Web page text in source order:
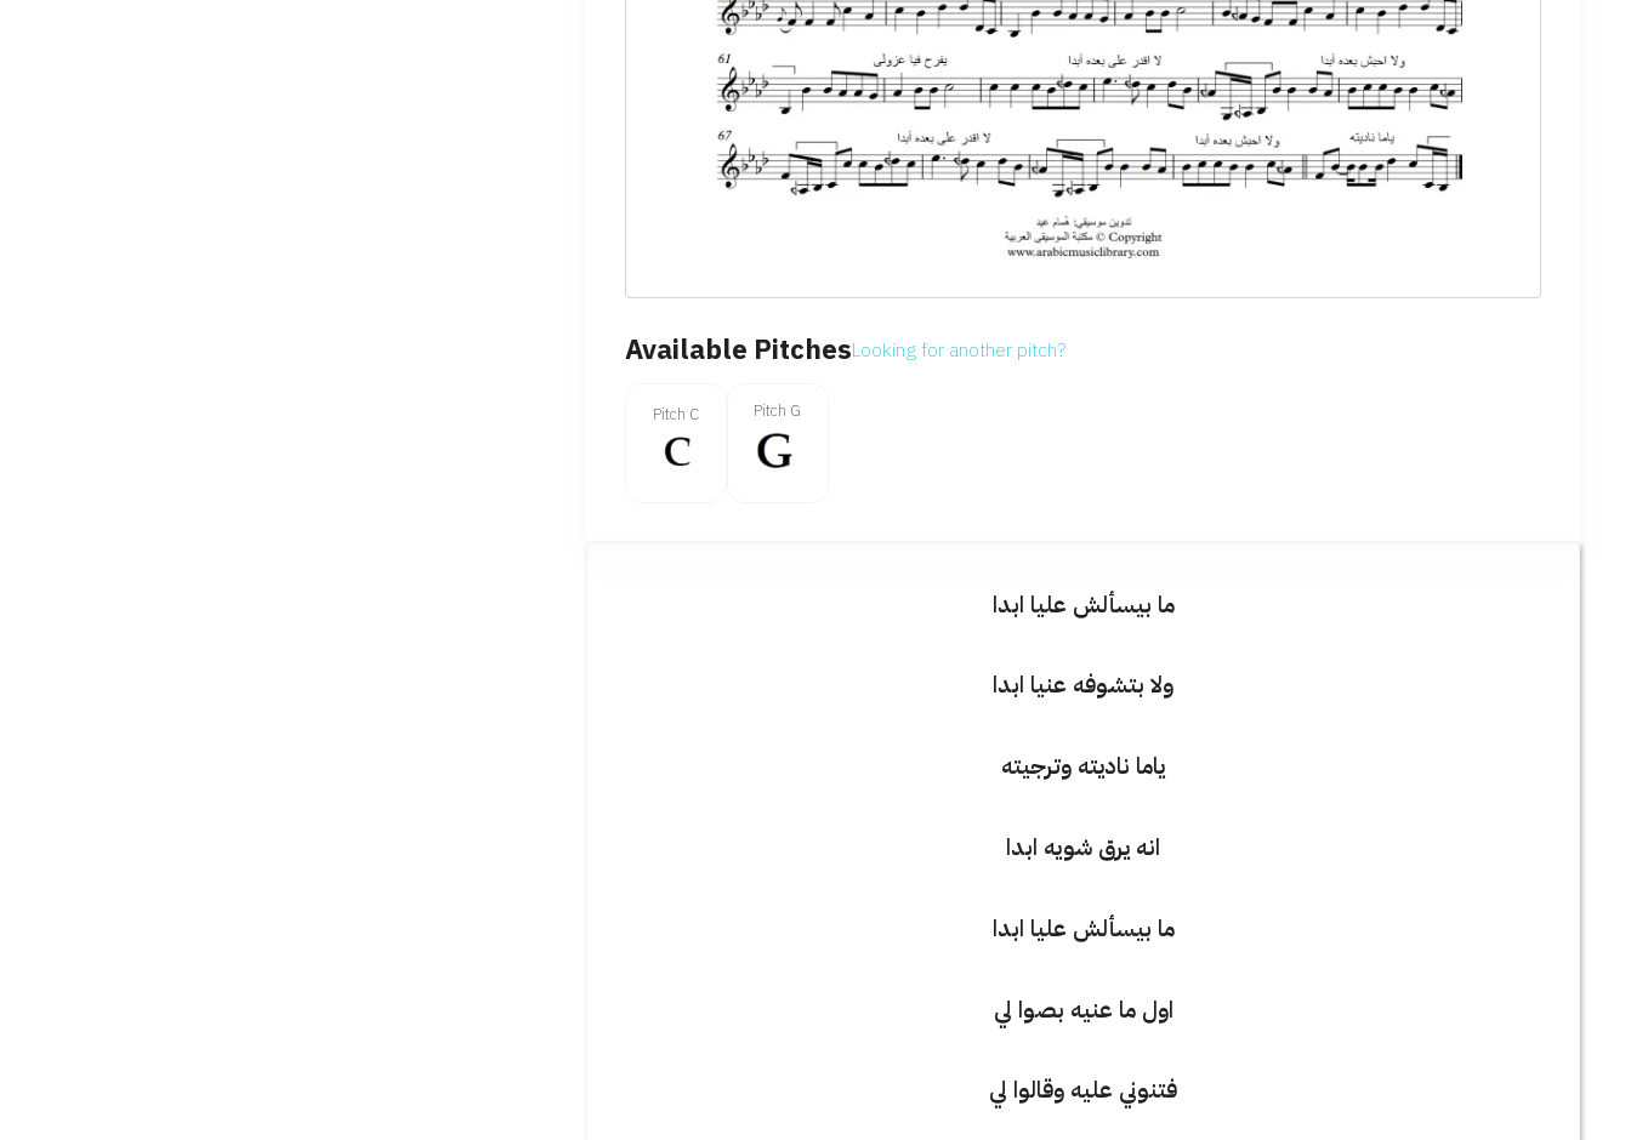
Available PitchesLooking for another pitch?
Pitch C Pitch G
ما بيسألش عليا ابدا
ولا بتشوفه عنيا ابدا
ياما ناديته وترجيته
انه يرق شويه ابدا
ما بيسألش عليا ابدا
اول ما عنيه بصوا لي
فتنوني عليه وقالوا لي